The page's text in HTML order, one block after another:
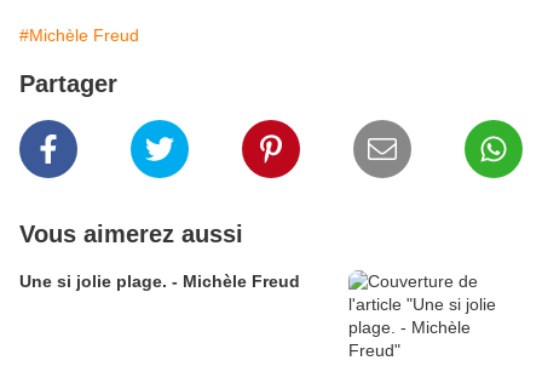
#Michèle Freud
Partager
Vous aimerez aussi
Une si jolie plage. - Michèle Freud